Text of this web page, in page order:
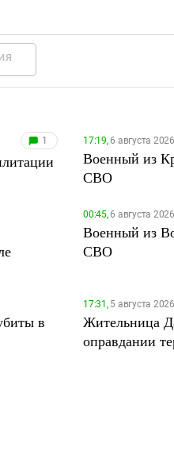
1 17:19,6 августа 2026
Военный из
СВО
00:45,6 августа 2026
Военный из
СВО
в
17:31,5 августа 2026
Жительница
оправдании